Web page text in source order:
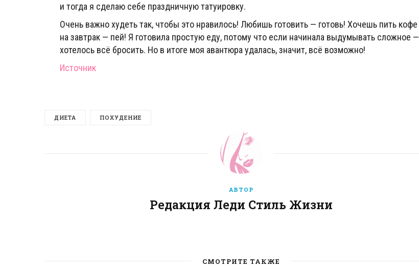
и тогда я сделаю себе праздничную татуировку.
Очень важно худеть так, чтобы это нравилось! Любишь готовить — готовь! Хочешь пить кофе
на завтрак — пей! Я готовила простую еду, потому что если начинала выдумывать сложное —
хотелось всё бросить. Но в итоге моя авантюра удалась, значит, всё возможно!
Источник
ДИЕТА ПОХУДЕНИЕ
АВТОР
Редакция Леди Стиль Жизни
b
СМОТРИТЕ ТАКЖЕ